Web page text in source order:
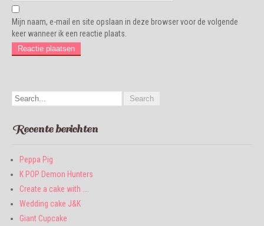
Mijn naam, e-mail en site opslaan in deze browser voor de volgende
keer wanneer ik een reactie plaats.
Recente berichten
Peppa Pig
K POP Demon Hunters
Create a cake with ….
Wedding cake J&K
Giant Cupcake